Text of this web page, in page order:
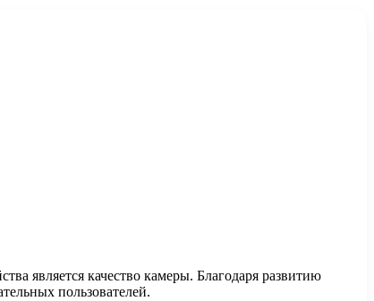
является качество камеры. Благодаря развитию
пользователей.